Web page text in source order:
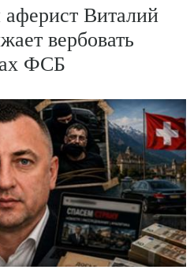
Виталий
вербовать
ФСБ